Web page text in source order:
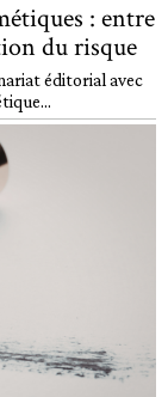
: entre
du risque
éditorial avec